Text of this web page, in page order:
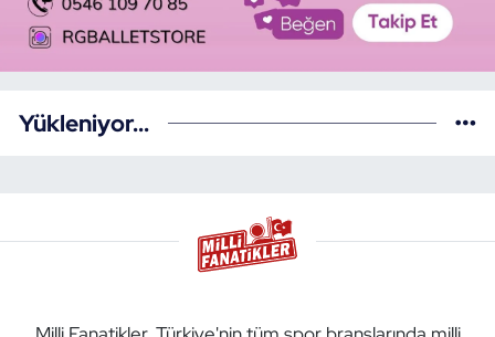
Yükleniyor...